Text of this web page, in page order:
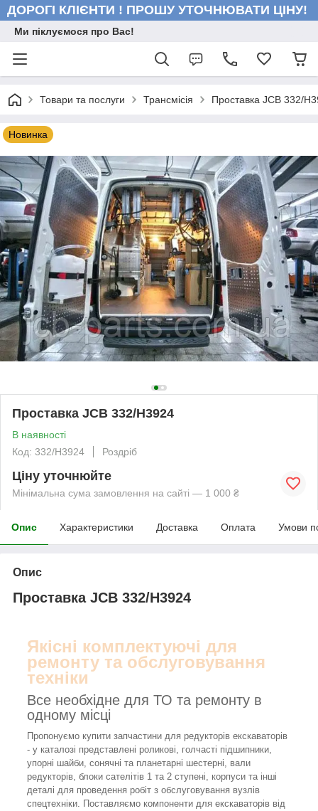
ДОРОГІ КЛІЄНТИ ! ПРОШУ УТОЧНЮВАТИ ЦІНУ!
Ми піклуємося про Вас!
Товари та послуги Трансмісія Проставка JCB 332/
Новинка
Проставка JCB 332/H3924
В наявності
Код: 332/H3924
Роздріб
Ціну уточнюйте
Мінімальна сума замовлення на сайті — 1 000 ₴
Опис Характеристики Доставка Оплата Умови
Опис
Проставка JCB 332/H3924
Якісні комплектуючі для
ремонту та обслуговування
техніки
Все необхідне для ТО та ремонту в
одному місці
Пропонуємо купити запчастини для редукторів екскаваторів
- у каталозі представлені роликові, голчасті підшипники,
упорні шайби, сонячні та планетарні шестерні, вали
редукторів, блоки сателітів 1 та 2 ступені, корпуси та інші
деталі для проведення робіт з обслуговування вузлів
спецтехніки. Поставляємо компоненти для екскаваторів від